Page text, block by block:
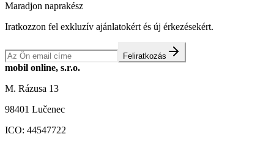
Maradjon naprakész
Iratkozzon fel exkluzív ajánlatokért és új érkezésekért.
Feliratkozás
mobil online, s.r.o.
M. Rázusa 13
98401 Lučenec
ICO: 44547722